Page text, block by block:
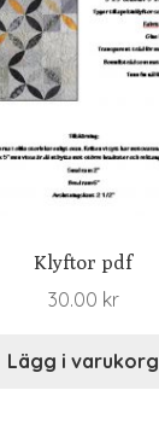
Klyftor pdf
30.00 kr
Lägg i varukorg